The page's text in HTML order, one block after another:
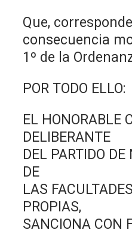
Que,
consecuencia
1º de la
POR TODO ELLO:
EL HONORABLE
DELIBERANTE
DEL PARTIDO DE
DE
LAS
PROPIAS,
SANCIONA CON